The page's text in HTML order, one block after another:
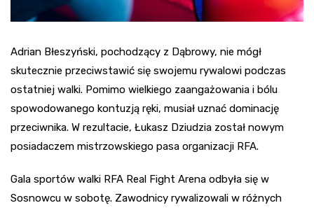
Adrian Błeszyński, pochodzący z Dąbrowy, nie mógł
skutecznie przeciwstawić się swojemu rywalowi podczas
ostatniej walki. Pomimo wielkiego zaangażowania i bólu
spowodowanego kontuzją ręki, musiał uznać dominację
przeciwnika. W rezultacie, Łukasz Dziudzia został nowym
posiadaczem mistrzowskiego pasa organizacji RFA.
Gala sportów walki RFA Real Fight Arena odbyła się w
Sosnowcu w sobotę. Zawodnicy rywalizowali w różnych